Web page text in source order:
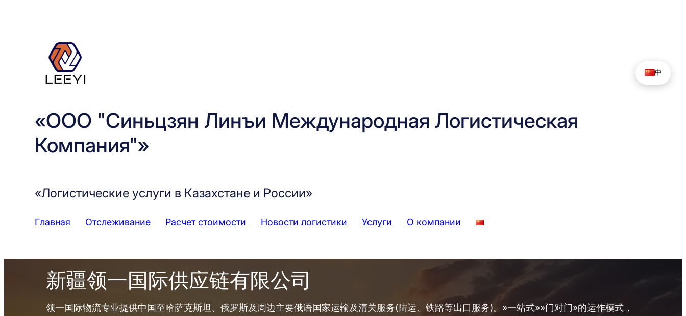
«ООО "Синьцзян Линъи Международная Логистическая
Компания"»
«Логистические услуги в Казахстане и России»
Главная Отслеживание Расчет стоимости Новости логистики Услуги О компании
新疆领一国际供应链有限公司
领一国际物流专业提供中国至哈萨克斯坦、俄罗斯及周边主要俄语国家运输及清关服务(陆运、铁路等出口服务)。»一站式»»门对门»的运作模式，
中